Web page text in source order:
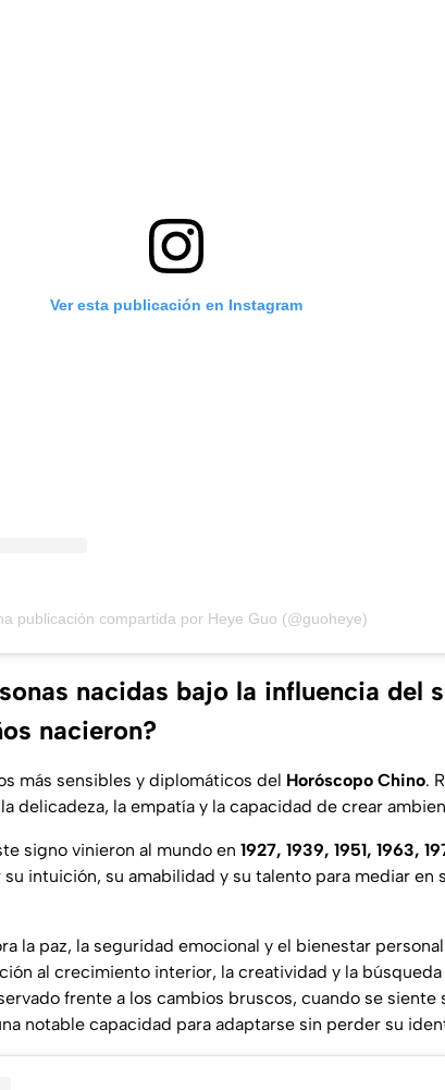
Ver esta publicación en Instagram
publicación compartida por Heye Guo (@guoheye)
nacidas bajo la influencia del
nacieron?
más sensibles y diplomáticos del Horóscopo Chino.
delicadeza, la empatía y la capacidad de crear
signo vinieron al mundo en 1927, 1939, 1951, 1963,
intuición, su amabilidad y su talento para mediar en
la paz, la seguridad emocional y el bienestar
al crecimiento interior, la creatividad y la
frente a los cambios bruscos, cuando se siente
notable capacidad para adaptarse sin perder su